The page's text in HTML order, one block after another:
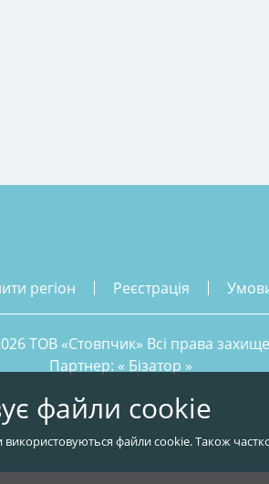
регіон реєстрація
ТОВ «Стовпчик» Всі права
Партнер: « Бізатор »
файли cookie
файли cookie. Також